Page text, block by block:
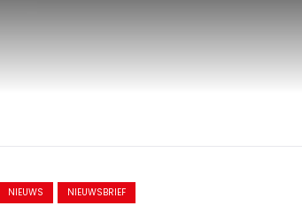
NIEUWS NIEUWSBRIEF